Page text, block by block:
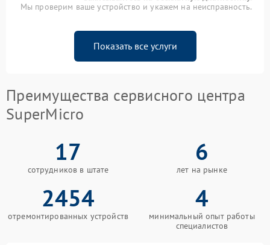
Мы проверим ваше устройство и укажем на неисправность.
Показать все услуги
Преимущества сервисного центра
SuperMicro
17
сотрудников в штате
6
лет на рынке
2454
отремонтированных устройств
4
минимальный опыт работы
специалистов